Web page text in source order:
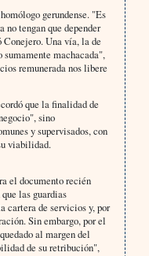
gerundense. "Es
no tengan que depender
Una vía, la de
sumamente machacada",
remunerada nos libere
que la finalidad de
sino
y supervisados, con
viabilidad.
el documento recién
las guardias
cartera de servicios y, por
Sin embargo, por el
al margen del
de su retribución",